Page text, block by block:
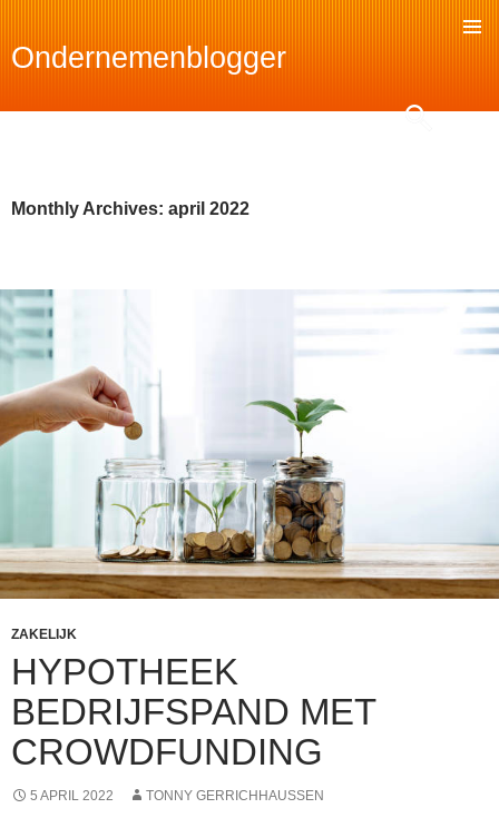
Ondernemenblogger
Monthly Archives: april 2022
ZAKELIJK
HYPOTHEEK
BEDRIJFSPAND MET
CROWDFUNDING
5 APRIL 2022 TONNY GERRICHHAUSSEN